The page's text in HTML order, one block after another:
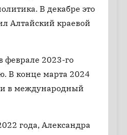
В декабре это
Алтайский краевой
феврале 2023-го
В конце марта 2024
в международный
года, Александра